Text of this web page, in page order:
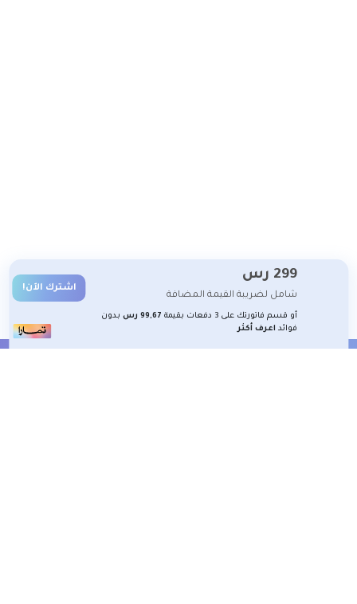
299 رس
شامل لضريبة القيمة المضافة
اشترك الآن!
أو قسم فاتورتك على 3 دفعات بقيمة 99,67 رس
بدون
فوائد اعرف أكثر